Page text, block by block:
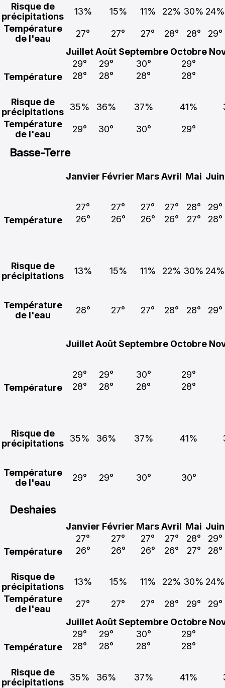
Risque de
précipitations
13% 15% 11% 22% 30% 24%
Température
de l'eau
27° 27° 27° 28° 28°
29°
JuilletAoût Septembre Octobre
Température
29°
28°
29°
28°
30°
28°
29°
28°
Risque de
précipitations
35% 36% 37% 41%
Température
de l'eau
29° 30° 30° 29°
Basse-Terre
Janvier Février MarsAvril Mai Juin
Température
27°
26°
27°
26°
27°
26°
27°
26°
28°
27°
29°
28°
Risque de
précipitations
13% 15% 11% 22% 30% 24%
Température
de l'eau
28° 27° 27° 28° 28° 29°
JuilletAoût Septembre Octobre
Température
29°
28°
29°
28°
30°
28°
29°
28°
Risque de
précipitations
35% 36% 37% 41%
Température
de l'eau
29° 29° 30° 30°
Deshaies
Janvier Février MarsAvril Mai Juin
Température
27°
26°
27°
26°
27°
26°
27°
26°
28°
27°
29°
28°
Risque de
précipitations
13% 15% 11% 22% 30% 24%
Température
de l'eau
27° 27° 27° 28° 29°
29°
JuilletAoût Septembre Octobre
Température
29°
28°
29°
28°
30°
28°
29°
28°
Risque de
précipitations
35% 36% 37% 41%